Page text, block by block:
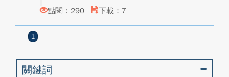
點閱：290
下載：7
1
關鍵詞